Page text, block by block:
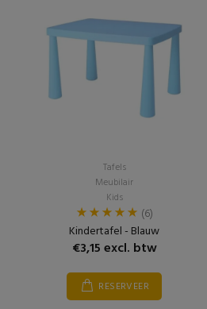
Tafels
Meubilair
Kids
(6)
Kindertafel - Blauw
€3,15 excl. btw
RESERVEER